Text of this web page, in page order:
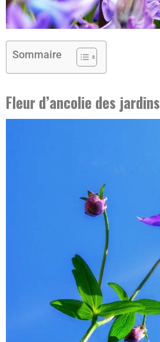
Sommaire
Fleur d’ancolie des jardins